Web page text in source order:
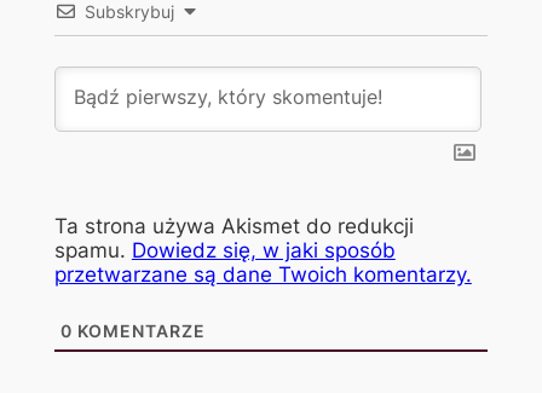
Subskrybuj
Ta strona używa Akismet do redukcji
spamu. Dowiedz się, w jaki sposób
przetwarzane są dane Twoich komentarzy.
0 KOMENTARZE